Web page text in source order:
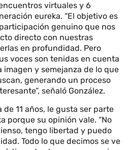
virtuales y 6
eureka. “El objetivo es
genuino que nos
directo con nuestras
en profundidad. Pero
voces son tenidas en cuenta
imagen y semejanza de lo que
generando un proceso
señaló González.
de 11 años, le gusta ser parte
porque su opinión vale. “No
tengo libertad y puedo
Todo lo que decimos se ve